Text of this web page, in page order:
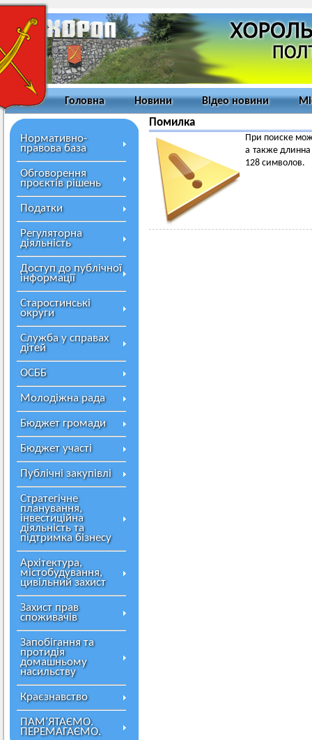
Головна Новини Відео новини
Нормативно-
правова база
Обговорення
проєктів рішень
Податки
Регуляторна
діяльність
Доступ до публічної
інформації
Старостинські
округи
Служба у справах
дітей
ОСББ
Молодіжна рада
Бюджет громади
Бюджет участі
Публічні закупівлі
Стратегічне
планування,
інвестиційна
діяльність та
підтримка бізнесу
Архітектура,
містобудування,
цивільний захист
Захист прав
споживачів
Запобігання та
протидія
домашньому
насильству
Краєзнавство
ПАМ’ЯТАЄМО.
ПЕРЕМАГАЄМО.
Помилка
При поиске
а также длинна
128 символов.